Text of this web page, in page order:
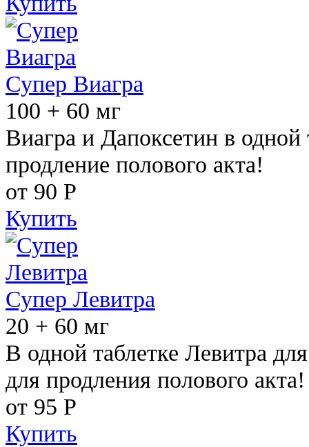
Супер Виагра
100 + 60 мг
Виагра и Дапоксетин в одной
продление полового акта!
от 90 Р
Купить
Супер Левитра
20 + 60 мг
В одной таблетке Левитра
для продления полового акта!
от 95 Р
Купить